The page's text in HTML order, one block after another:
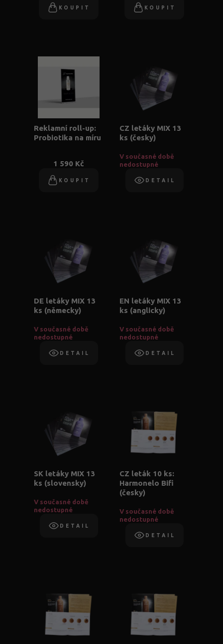
KOUPIT KOUPIT
Reklamní roll-up:
Probiotika na míru
1 590 Kč
KOUPIT
CZ letáky MIX 13
ks (česky)
V současné době
nedostupné
DETAIL
DE letáky MIX 13
ks (německy)
V současné době
nedostupné
DETAIL
EN letáky MIX 13
ks (anglicky)
V současné době
nedostupné
DETAIL
SK letáky MIX 13
ks (slovensky)
V současné době
nedostupné
DETAIL
CZ leták 10 ks:
Harmonelo Bifi
(česky)
V současné době
nedostupné
DETAIL